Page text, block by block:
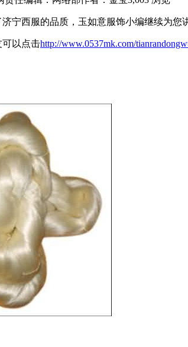
宁西服的品质，玉如意服饰小编继续为
可以点击http://www.0537mk.com/